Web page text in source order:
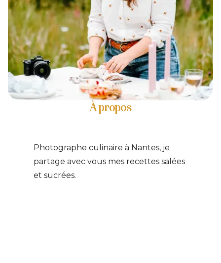
À propos
Photographe culinaire à Nantes, je
partage avec vous mes recettes salées
et sucrées.